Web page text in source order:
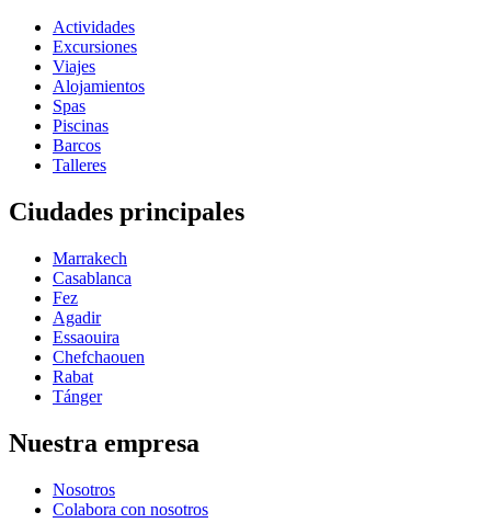
Actividades
Excursiones
Viajes
Alojamientos
Spas
Piscinas
Barcos
Talleres
Ciudades principales
Marrakech
Casablanca
Fez
Agadir
Essaouira
Chefchaouen
Rabat
Tánger
Nuestra empresa
Nosotros
Colabora con nosotros